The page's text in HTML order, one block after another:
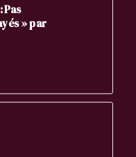
Pas
» par